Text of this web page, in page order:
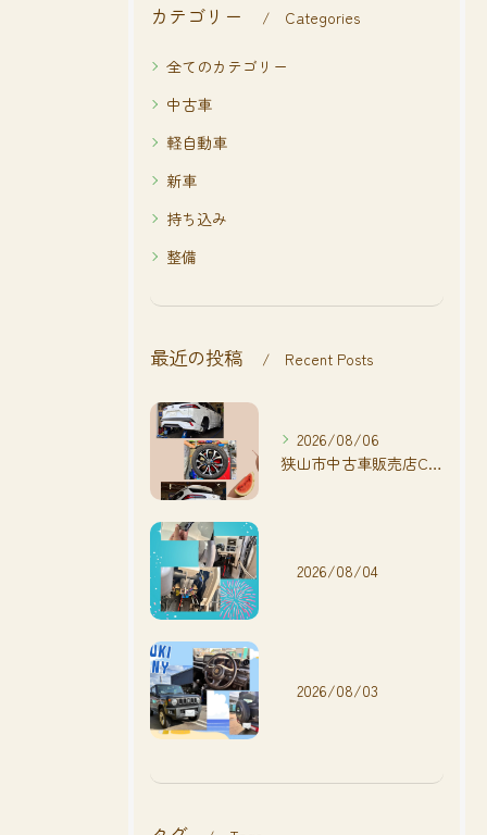
カテゴリー Categories
全てのカテゴリー
中古車
軽自動車
新車
持ち込み
整備
最近の投稿 Recent Posts
2026/08/06
狭山市中古車販売店CarShop FACT.🚗
2026/08/04
2026/08/03